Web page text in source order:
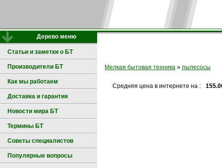
Дерево меню
Статьи и заметки о БТ
Производители БТ
Как мы работаем
Доставка и гарантия
Новости мира БТ
Термины БТ
Советы специалистов
Популярные вопросы
Мелкая бытовая техника » пылесосы
Средняя цена в интернете на :